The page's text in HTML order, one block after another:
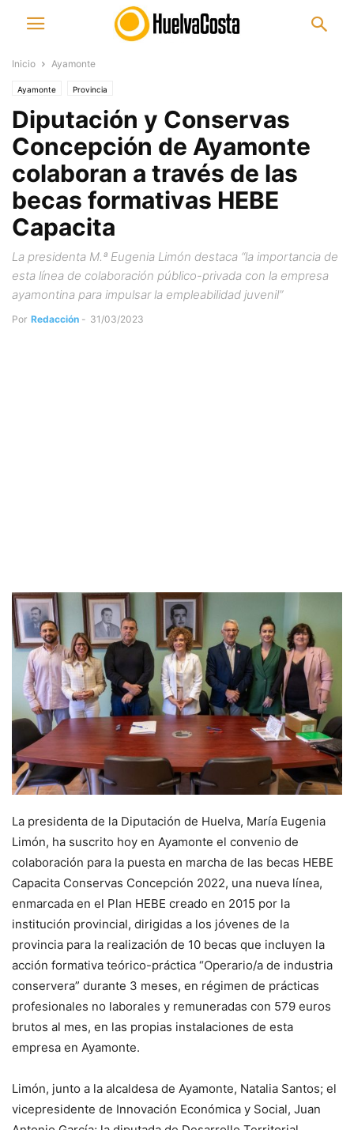
Inicio Ayamonte
Ayamonte Provincia
Diputación y Conservas
Concepción de Ayamonte
colaboran a través de las
becas formativas HEBE
Capacita
La presidenta M.ª Eugenia Limón destaca “la importancia de
esta línea de colaboración público-privada con la empresa
ayamontina para impulsar la empleabilidad juvenil”
Por Redacción - 31/03/2023
La presidenta de la Diputación de Huelva, María Eugenia
Limón, ha suscrito hoy en Ayamonte el convenio de
colaboración para la puesta en marcha de las becas HEBE
Capacita Conservas Concepción 2022, una nueva línea,
enmarcada en el Plan HEBE creado en 2015 por la
institución provincial, dirigidas a los jóvenes de la
provincia para la realización de 10 becas que incluyen la
acción formativa teórico-práctica “Operario/a de industria
conservera” durante 3 meses, en régimen de prácticas
profesionales no laborales y remuneradas con 579 euros
brutos al mes, en las propias instalaciones de esta
empresa en Ayamonte.
Limón, junto a la alcaldesa de Ayamonte, Natalia Santos; el
vicepresidente de Innovación Económica y Social, Juan